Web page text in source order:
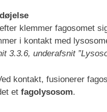
klemmer fagosomet
i kontakt med
3.3.6, underafsnit
kontakt, fusionerer
et fagolysosom.